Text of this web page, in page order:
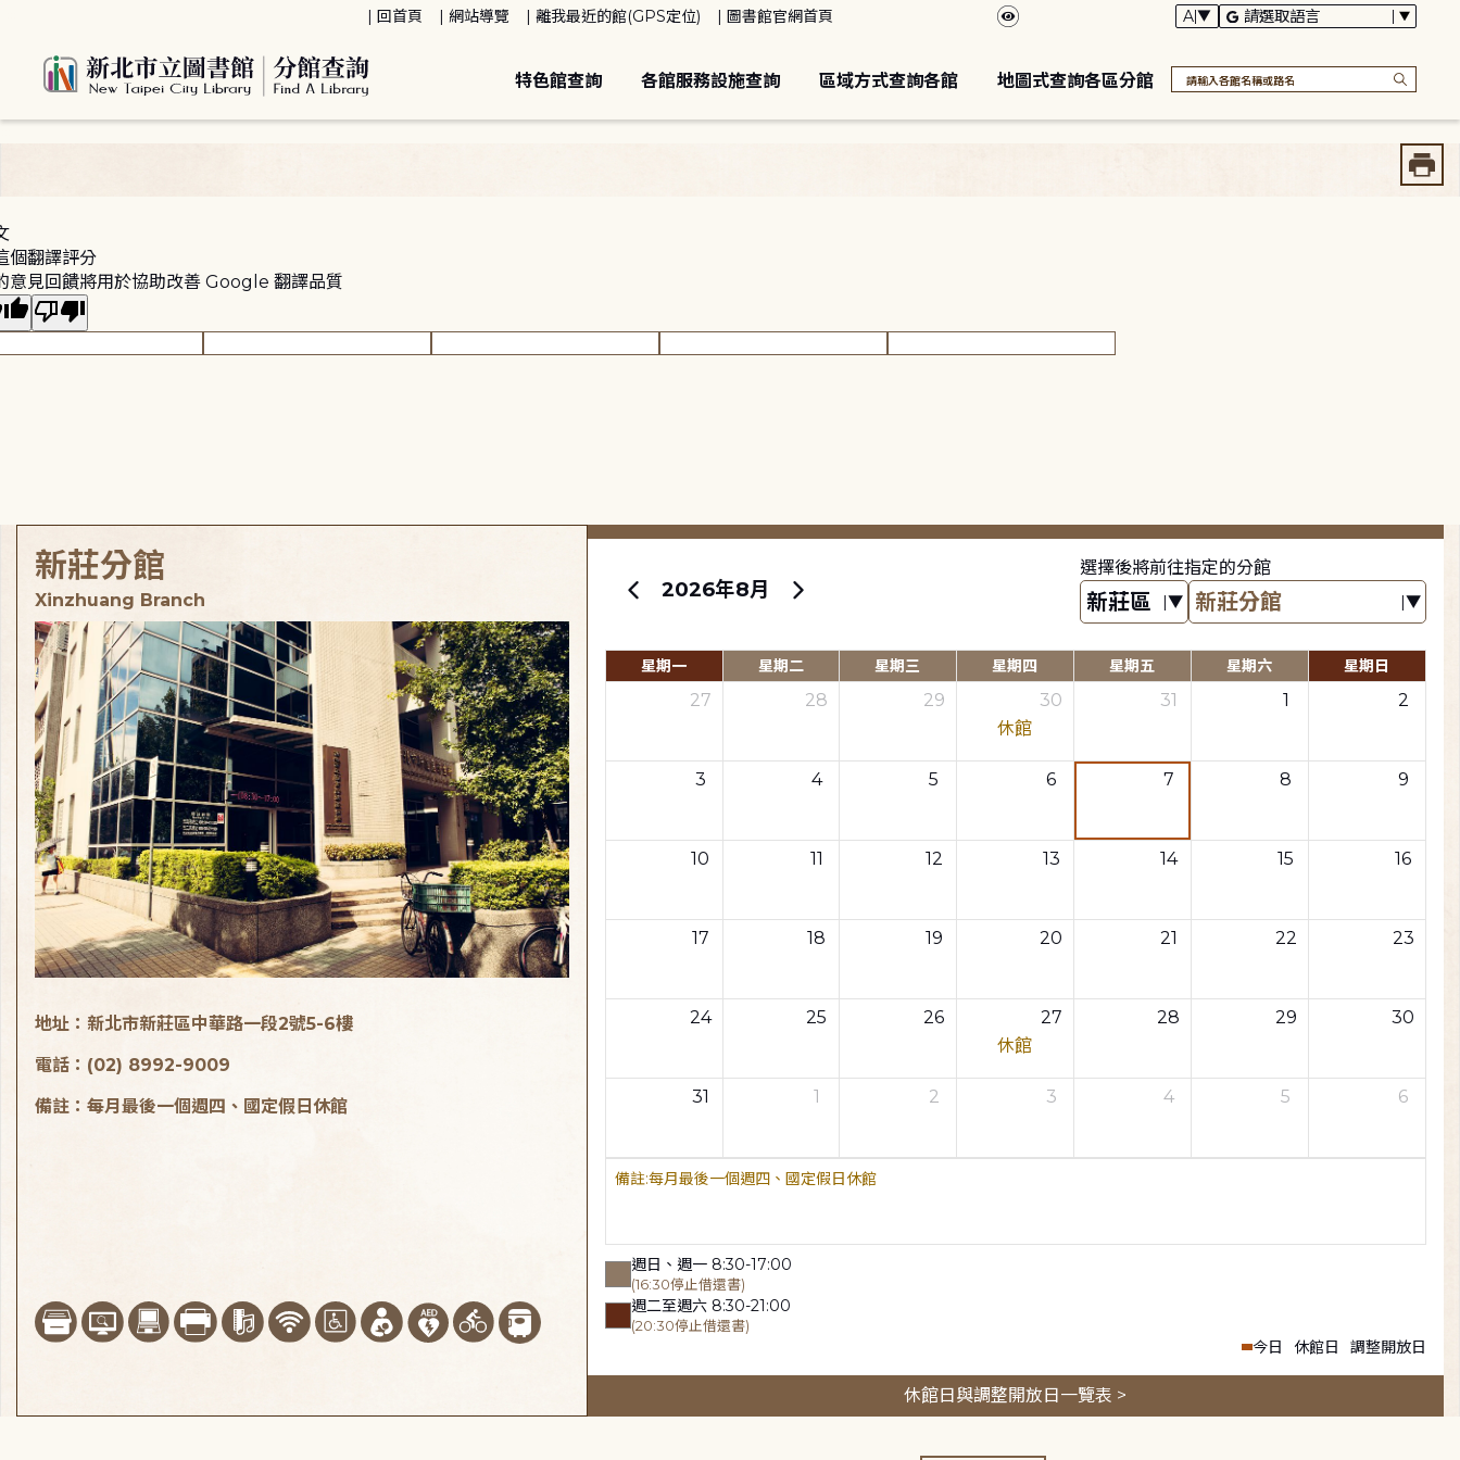
回首頁 網站導覽 離我最近的館(GPS定位) 圖書館官網首頁
特色館查詢 各館服務設施查詢 區域方式查詢各館 地圖式查詢各區分館
個翻譯評分
意見回饋將用於協助改善 Google 翻譯品質
2026年8月
選擇後將前往指定的分館
星期一 星期二 星期三 星期四 星期五 星期六 星期日
27 28 29
30
休館
31 1 2
3 4 5 6 7 8 9
10 11 12 13 14 15 16
17 18 19 20 21 22 23
24 25 26
27
休館
28 29 30
31 1 2 3 4 5 6
每月最後一個週四、國定假日休館
週日、週一 8:30-17:00
(16:30停止借還書)
週二至週六 8:30-21:00
(20:30停止借還書)
今日 休館日 調整開放日
休館日與調整開放日一覽表 >
新莊分館
Xinzhuang Branch
地址：新北市新莊區中華路一段2號5-6樓
電話：(02) 8992-9009
備註：每月最後一個週四、國定假日休館